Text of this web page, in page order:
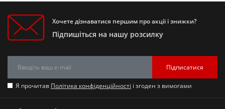
Хочете дізнаватися першим про акції і знижки?
Підпишіться на нашу розсилку
Підписатися
Я прочитав Політика конфіденційності і згоден з вимогами